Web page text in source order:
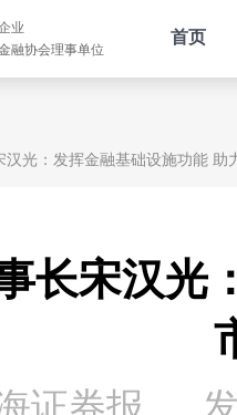
业
融协会理事单位
首页
汉光：发挥金融基础设施功能 助
长宋汉光
证券报